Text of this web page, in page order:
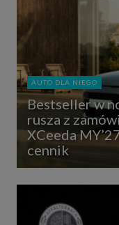
AUTO DLA NIEGO
Bestseller w
rusza z
XCeeda
cennik